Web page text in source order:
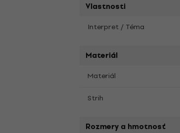
Vlastnosti
Interpret / Téma
Materiál
Materiál
Strih
Rozmery a hmotnosť